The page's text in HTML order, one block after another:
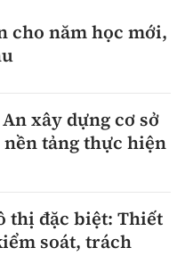
cho năm học mới,
xây dựng cơ sở
tảng thực hiện
thị đặc biệt: Thiết
soát, trách